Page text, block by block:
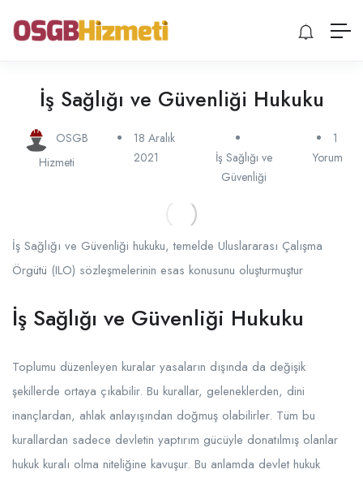
İş Sağlığı ve Güvenliği Hukuku
OSGB
Hizmeti
18 Aralık
2021
İş Sağlığı ve
Güvenliği
1
Yorum
İş Sağlığı ve Güvenliği hukuku, temelde Uluslararası Çalışma
Örgütü (ILO) sözleşmelerinin esas konusunu oluşturmuştur
İş Sağlığı ve Güvenliği Hukuku
Toplumu düzenleyen kuralar yasaların dışında da değişik
şekillerde ortaya çıkabilir. Bu kurallar, geleneklerden, dini
inançlardan, ahlak anlayışından doğmuş olabilirler. Tüm bu
kurallardan sadece devletin yaptırım gücüyle donatılmış olanlar
hukuk kuralı olma niteliğine kavuşur. Bu anlamda devlet hukuk